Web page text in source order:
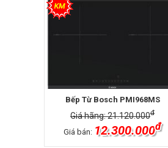
Bếp Từ Bosch PMI968MS
Giá hãng: 21.120.000đ
Giá bán: 12.300.000đ